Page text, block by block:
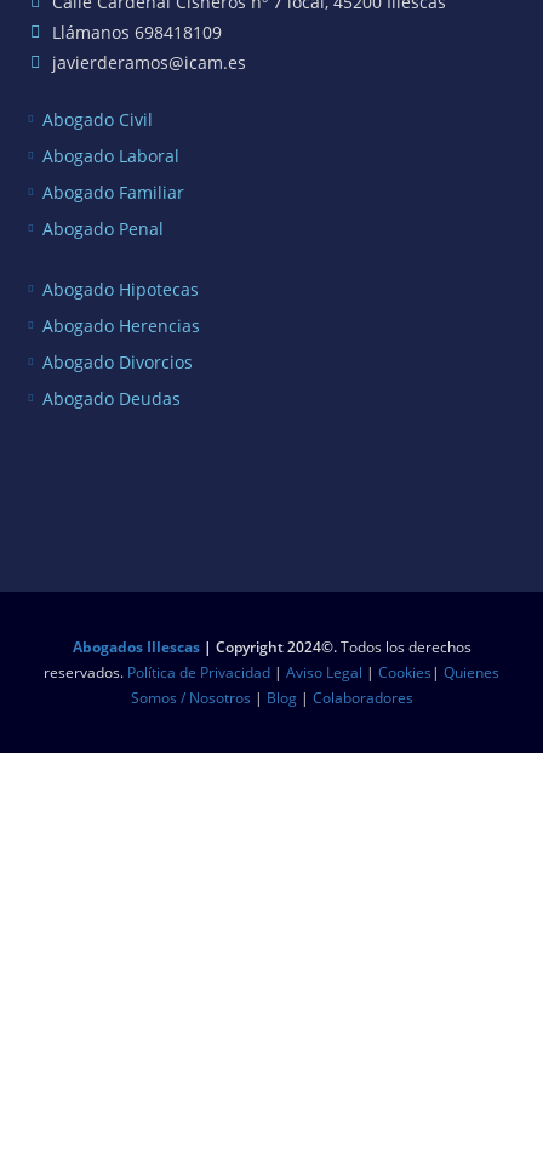
Llámanos 698418109
javierderamos@icam.es
Abogado Civil
Abogado Laboral
Abogado Familiar
Abogado Penal
Abogado Hipotecas
Abogado Herencias
Abogado Divorcios
Abogado Deudas
Abogados Illescas| Copyright 2024©.Todos los derechos
reservados. Política de Privacidad | Aviso Legal | Cookies| Quienes
Somos / Nosotros | Blog| Colaboradores